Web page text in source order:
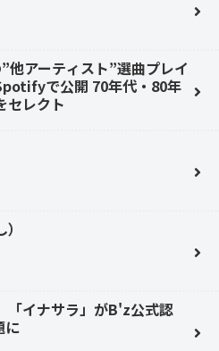
他アーティスト”選曲プレイ
で公開 70年代・80年
セレクト
「イナサラ」がB'z公式認
に